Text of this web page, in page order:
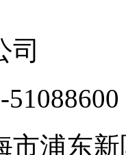
司
51088600
市浦东新